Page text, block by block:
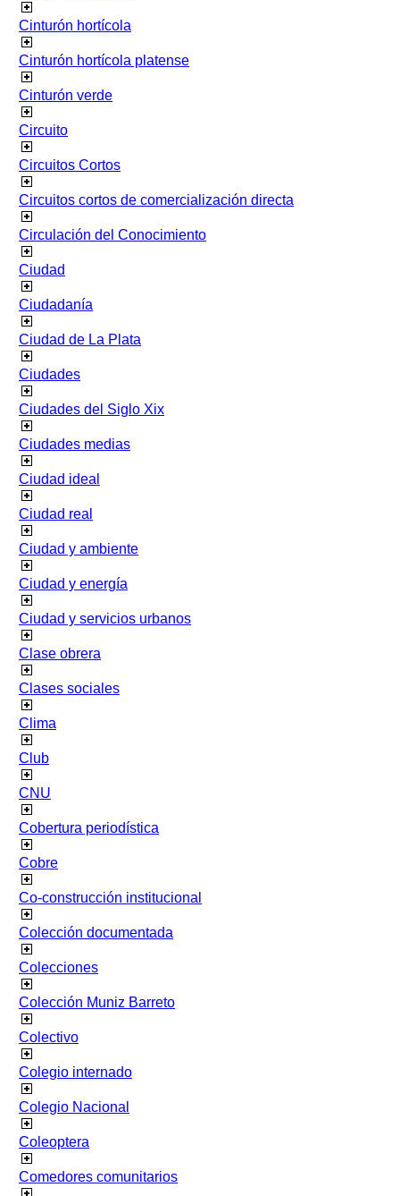
Cinturón hortícola
Cinturón hortícola platense
Cinturón verde
Circuito
Circuitos Cortos
Circuitos cortos de comercialización directa
Circulación del Conocimiento
Ciudad
Ciudadanía
Ciudad de La Plata
Ciudades
Ciudades del Siglo Xix
Ciudades medias
Ciudad ideal
Ciudad real
Ciudad y ambiente
Ciudad y energía
Ciudad y servicios urbanos
Clase obrera
Clases sociales
Clima
Club
CNU
Cobertura periodística
Cobre
Co-construcción institucional
Colección documentada
Colecciones
Colección Muniz Barreto
Colectivo
Colegio internado
Colegio Nacional
Coleoptera
Comedores comunitarios